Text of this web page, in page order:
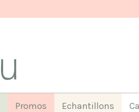
Promos Echantillons